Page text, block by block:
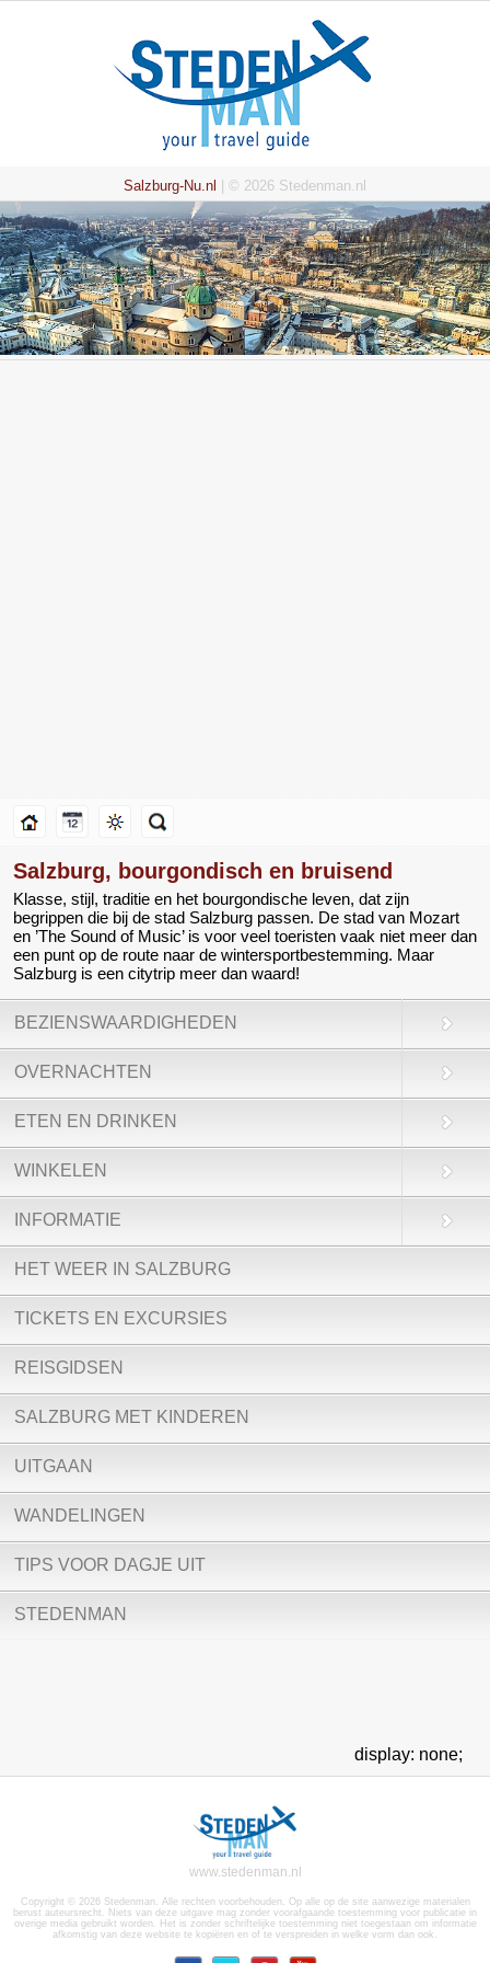
Salzburg-Nu.nl | © 2026 Stedenman.nl
Salzburg, bourgondisch en bruisend
Klasse, stijl, traditie en het bourgondische leven, dat zijn
begrippen die bij de stad Salzburg passen. De stad van Mozart
en ’The Sound of Music’ is voor veel toeristen vaak niet meer dan
een punt op de route naar de wintersportbestemming. Maar
Salzburg is een citytrip meer dan waard!
BEZIENSWAARDIGHEDEN
OVERNACHTEN
ETEN EN DRINKEN
WINKELEN
INFORMATIE
HET WEER IN SALZBURG
TICKETS EN EXCURSIES
REISGIDSEN
SALZBURG MET KINDEREN
UITGAAN
WANDELINGEN
TIPS VOOR DAGJE UIT
STEDENMAN
display: none;
www.stedenman.nl
Copyright © 2026 Stedenman. Alle rechten voorbehouden. Op alle op de site aanwezige materialen
berust auteursrecht. Niets van deze uitgave mag zonder voorafgaande toestemming voor publicatie in
overige media gebruikt worden. Het is zonder schriftelijke toestemming niet toegestaan om informatie
afkomstig van deze website te kopiëren en of te verspreiden in welke vorm dan ook.